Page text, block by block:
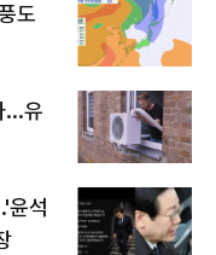
도
...유
윤석